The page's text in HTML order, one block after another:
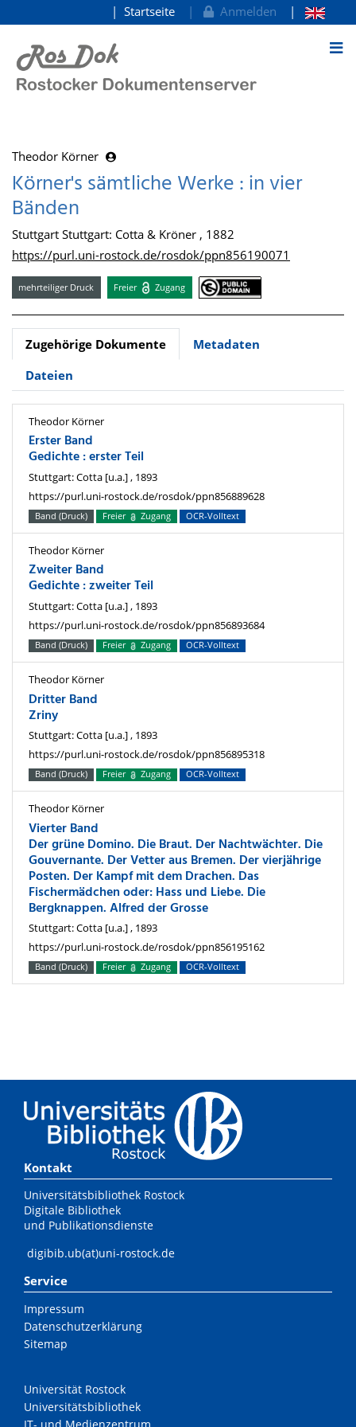
zum Inhalt
Startseite Anmelden
Theodor Körner
Körner's sämtliche Werke : in vier
Bänden
Stuttgart Stuttgart: Cotta & Kröner , 1882
https://purl.uni-rostock.de/rosdok/ppn856190071
mehrteiliger Druck Freier Zugang
Zugehörige Dokumente
Metadaten
Dateien
Theodor Körner
Erster Band
Gedichte : erster Teil
Stuttgart: Cotta [u.a.] , 1893
https://purl.uni-rostock.de/rosdok/ppn856889628
Band (Druck) Freier Zugang OCR-Volltext
Theodor Körner
Zweiter Band
Gedichte : zweiter Teil
Stuttgart: Cotta [u.a.] , 1893
https://purl.uni-rostock.de/rosdok/ppn856893684
Band (Druck) Freier Zugang OCR-Volltext
Theodor Körner
Dritter Band
Zriny
Stuttgart: Cotta [u.a.] , 1893
https://purl.uni-rostock.de/rosdok/ppn856895318
Band (Druck) Freier Zugang OCR-Volltext
Theodor Körner
Vierter Band
Der grüne Domino. Die Braut. Der Nachtwächter. Die
Gouvernante. Der Vetter aus Bremen. Der vierjährige
Posten. Der Kampf mit dem Drachen. Das
Fischermädchen oder: Hass und Liebe. Die
Bergknappen. Alfred der Grosse
Stuttgart: Cotta [u.a.] , 1893
https://purl.uni-rostock.de/rosdok/ppn856195162
Band (Druck) Freier Zugang OCR-Volltext
Kontakt
Universitätsbibliothek Rostock
Digitale Bibliothek
und Publikationsdienste
digibib.ub(at)uni-rostock.de
Service
Impressum
Datenschutzerklärung
Sitemap
Universität Rostock
Universitätsbibliothek
IT- und Medienzentrum